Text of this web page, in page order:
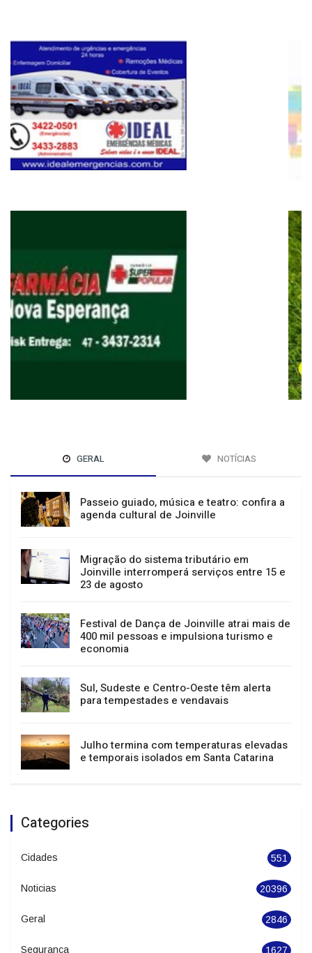
GERAL NOTÍCIAS
Passeio guiado, música e teatro: confira a
agenda cultural de Joinville
Migração do sistema tributário em
Joinville interromperá serviços entre 15 e
23 de agosto
Festival de Dança de Joinville atrai mais de
400 mil pessoas e impulsiona turismo e
economia
Sul, Sudeste e Centro-Oeste têm alerta
para tempestades e vendavais
e temporais isolados em Santa Catarina
Categories
Cidades 551
Noticias 20396